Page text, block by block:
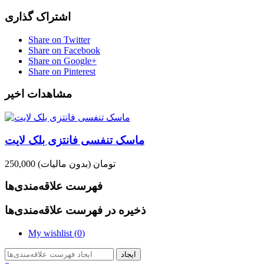
اشتراک گذاری
Share on Twitter
Share on Facebook
Share on Google+
Share on Pinterest
مشاهدات اخیر
ماسک تنفسی فانتزی بلک لایت
250,000 تومان (بدون مالیات)
فهرست علاقه‌مندی‌ها
ذخیره در فهرست علاقه‌مندی‌ها
My wishlist (0)
ایجاد